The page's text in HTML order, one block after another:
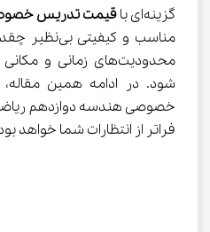
گزینه‌ای با
قیمت تدریس
مناسب و
شود. در ادامه همین
خصوصی هندسه دوازدهم
فراتر از انتظارات شما خواهد